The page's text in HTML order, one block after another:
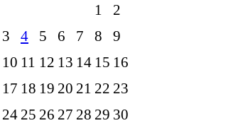
1
2
3
4 5 6 7 8
9
10 11 12 13 14 15 16
17 18 19 20 21 22 23
24 25 26 27 28 29 30